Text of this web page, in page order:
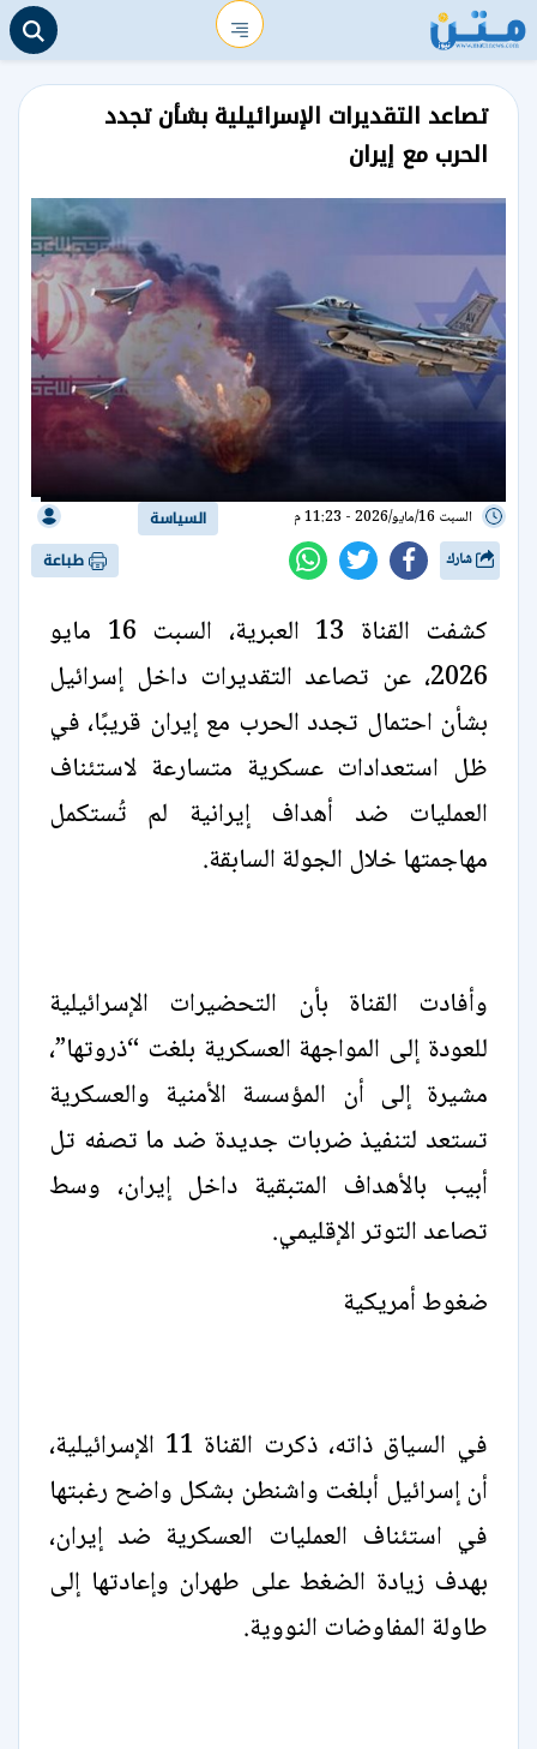
تصاعد التقديرات الإسرائيلية بشأن تجدد
الحرب مع إيران
السبت 16/مايو/2026 - 11:23 م السياسة
طباعة
كشفت القناة 13 العبرية، السبت 16 مايو
2026، عن تصاعد التقديرات داخل إسرائيل
بشأن احتمال تجدد الحرب مع إيران قريبًا، في
ظل استعدادات عسكرية متسارعة لاستئناف
العمليات ضد أهداف إيرانية لم تُستكمل
مهاجمتها خلال الجولة السابقة.
وأفادت القناة بأن التحضيرات الإسرائيلية
للعودة إلى المواجهة العسكرية بلغت “ذروتها”،
مشيرة إلى أن المؤسسة الأمنية والعسكرية
تستعد لتنفيذ ضربات جديدة ضد ما تصفه تل
أبيب بالأهداف المتبقية داخل إيران، وسط
تصاعد التوتر الإقليمي.
ضغوط أمريكية
في السياق ذاته، ذكرت القناة 11 الإسرائيلية،
أن إسرائيل أبلغت واشنطن بشكل واضح رغبتها
في استئناف العمليات العسكرية ضد إيران،
بهدف زيادة الضغط على طهران وإعادتها إلى
طاولة المفاوضات النووية.